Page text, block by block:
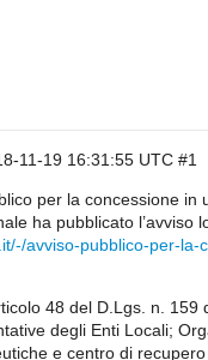
11-19 16:31:55 UTC #1
per la concessione
ha pubblicato
avviso-pubblico-per-
48 del D.Lgs. n.
degli Enti Locali;
e centro di